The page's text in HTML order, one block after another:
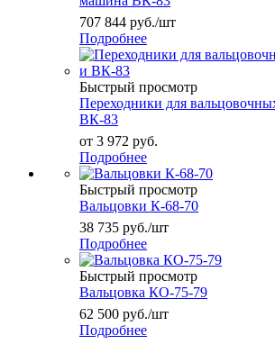
707 844 руб./шт
Подробнее
Быстрый просмотр
Переходники для
ВК-83
от 3 972 руб.
Подробнее
Быстрый просмотр
Вальцовки К-68-70
38 735 руб./шт
Подробнее
Быстрый просмотр
Вальцовка КО-75-79
62 500 руб./шт
Подробнее